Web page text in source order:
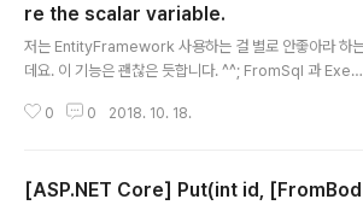
re the scalar variable.
저는 EntityFramework 사용하는 걸 별로 안좋아라 하
데요. 이 기능은 괜찮은 듯합니다. ^^; FromSql 과 Exec
tored Procedure 를 사용할 수 있는데요. 이 구문을 사
데요.선언이 안되어 있다면서... 오류를 뱉내요...철자가 틀
0 0 2018. 10. 18.
[ASP.NET Core] Put(int id, [FromBod